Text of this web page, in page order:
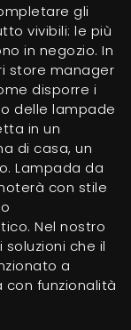
gli
vivibili: le più
in negozio. In
store manager
disporre i
delle lampade
in un
di casa, un
Lampada da
con stile
Nel nostro
che il
a
con funzionalità